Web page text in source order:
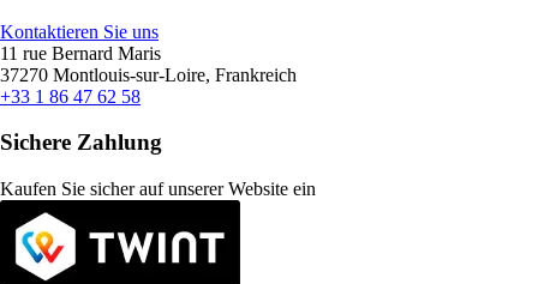
Kontaktieren Sie uns
11 rue Bernard Maris
37270 Montlouis-sur-Loire, Frankreich
+33 1 86 47 62 58
Sichere Zahlung
Kaufen Sie sicher auf unserer Website ein